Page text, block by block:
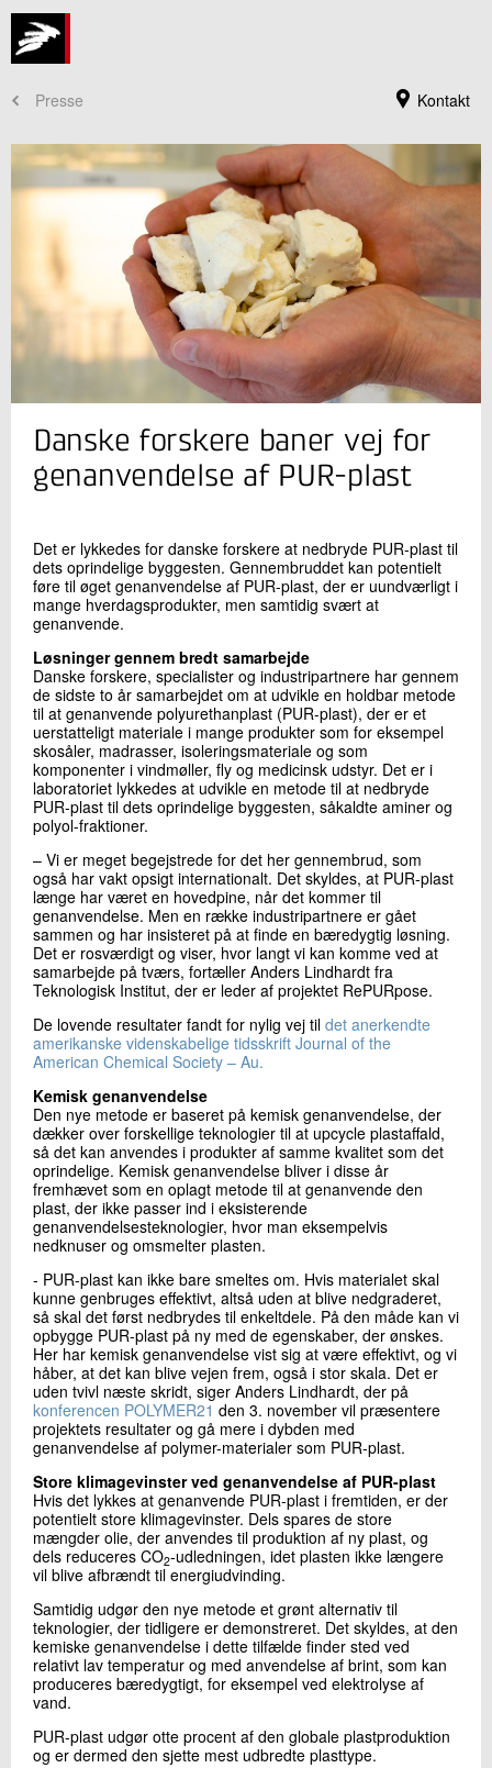
Kontakt
Presse
Jeg er din kontaktperson
Manja Annette Behrens
Innovationschef, ph.d.
Cirkulære Ressourcer
Skriv til mig
Send
Danske forskere baner vej for
genanvendelse af PUR-plast
Det er lykkedes for danske forskere at nedbryde PUR-plast til
dets oprindelige byggesten. Gennembruddet kan potentielt
føre til øget genanvendelse af PUR-plast, der er uundværligt i
mange hverdagsprodukter, men samtidig svært at
genanvende.
Løsninger gennem bredt samarbejde
Danske forskere, specialister og industripartnere har gennem
de sidste to år samarbejdet om at udvikle en holdbar metode
til at genanvende polyurethanplast (PUR-plast), der er et
uerstatteligt materiale i mange produkter som for eksempel
skosåler, madrasser, isoleringsmateriale og som
komponenter i vindmøller, fly og medicinsk udstyr. Det er i
laboratoriet lykkedes at udvikle en metode til at nedbryde
PUR-plast til dets oprindelige byggesten, såkaldte aminer og
polyol-fraktioner.
– Vi er meget begejstrede for det her gennembrud, som
også har vakt opsigt internationalt. Det skyldes, at PUR-plast
længe har været en hovedpine, når det kommer til
genanvendelse. Men en række industripartnere er gået
sammen og har insisteret på at finde en bæredygtig løsning.
Det er rosværdigt og viser, hvor langt vi kan komme ved at
samarbejde på tværs, fortæller Anders Lindhardt fra
Teknologisk Institut, der er leder af projektet RePURpose.
De lovende resultater fandt for nylig vej til det anerkendte
amerikanske videnskabelige tidsskrift Journal of the
American Chemical Society – Au.
Kemisk genanvendelse
Den nye metode er baseret på kemisk genanvendelse, der
dækker over forskellige teknologier til at upcycle plastaffald,
så det kan anvendes i produkter af samme kvalitet som det
oprindelige. Kemisk genanvendelse bliver i disse år
fremhævet som en oplagt metode til at genanvende den
plast, der ikke passer ind i eksisterende
genanvendelsesteknologier, hvor man eksempelvis
nedknuser og omsmelter plasten.
- PUR-plast kan ikke bare smeltes om. Hvis materialet skal
kunne genbruges effektivt, altså uden at blive nedgraderet,
så skal det først nedbrydes til enkeltdele. På den måde kan vi
opbygge PUR-plast på ny med de egenskaber, der ønskes.
Her har kemisk genanvendelse vist sig at være effektivt, og vi
håber, at det kan blive vejen frem, også i stor skala. Det er
uden tvivl næste skridt, siger Anders Lindhardt, der på
konferencen POLYMER21 den 3. november vil præsentere
projektets resultater og gå mere i dybden med
genanvendelse af polymer-materialer som PUR-plast.
Store klimagevinster ved genanvendelse af PUR-plast
Hvis det lykkes at genanvende PUR-plast i fremtiden, er der
potentielt store klimagevinster. Dels spares de store
mængder olie, der anvendes til produktion af ny plast, og
dels reduceres CO2-udledningen, idet plasten ikke længere
vil blive afbrændt til energiudvinding.
Samtidig udgør den nye metode et grønt alternativ til
teknologier, der tidligere er demonstreret. Det skyldes, at den
kemiske genanvendelse i dette tilfælde finder sted ved
relativt lav temperatur og med anvendelse af brint, som kan
produceres bæredygtigt, for eksempel ved elektrolyse af
vand.
PUR-plast udgør otte procent af den globale plastproduktion
og er dermed den sjette mest udbredte plasttype.